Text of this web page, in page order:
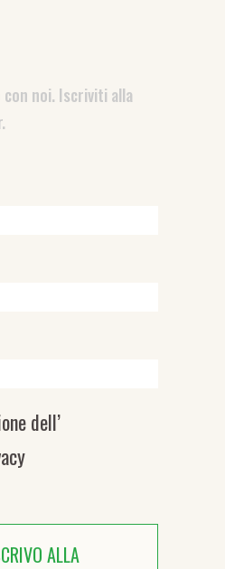
noi. Iscriviti alla
dell’
ALLA